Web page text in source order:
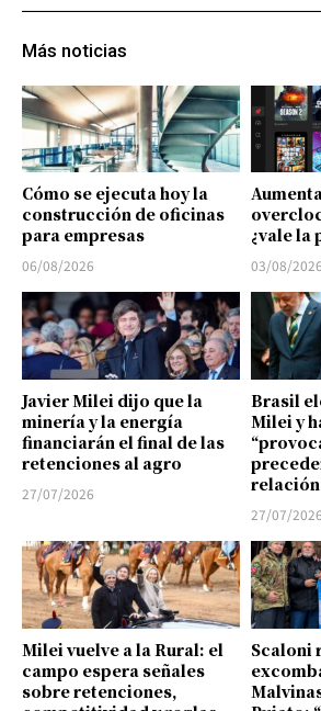
Más noticias
Cómo se ejecuta hoy la
construcción de oficinas
para empresas
06/08/2026
¿vale la
03/08/2026
Javier Milei dijo que la
minería y la energía
financiarán el final de las
retenciones al agro
27/07/2026
Brasil
Milei y
27/07/2026
Milei vuelve a la Rural: el
campo espera señales
sobre retenciones,
Scaloni